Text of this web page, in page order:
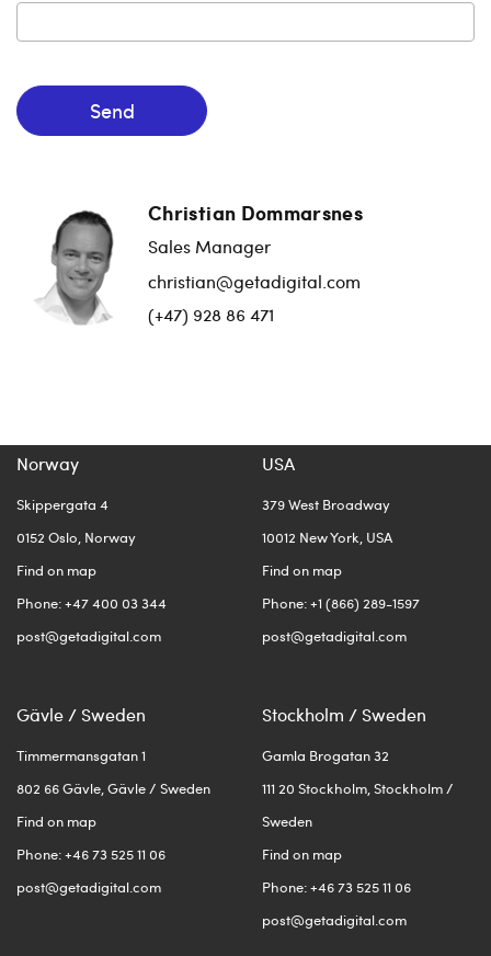
Send
Christian Dommarsnes
Sales Manager
christian@getadigital.com
(+47) 928 86 471
Norway
Skippergata 4
0152 Oslo, Norway
Find on map
Phone: +47 400 03 344
post@getadigital.com
USA
379 West Broadway
10012 New York, USA
Find on map
Phone: +1 (866) 289-1597
post@getadigital.com
Gävle / Sweden
Timmermansgatan 1
802 66 Gävle, Gävle / Sweden
Find on map
Phone: +46 73 525 11 06
post@getadigital.com
Stockholm / Sweden
Gamla Brogatan 32
111 20 Stockholm, Stockholm /
Sweden
Find on map
Phone: +46 73 525 11 06
post@getadigital.com